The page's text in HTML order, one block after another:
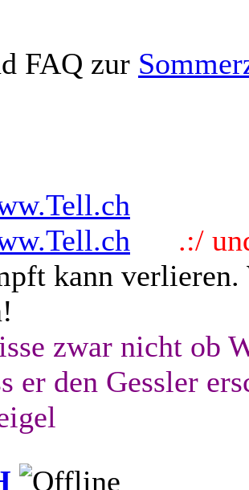
FAQ zur
.:/
kann
zwar nicht ob
er den Gessler